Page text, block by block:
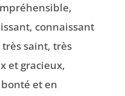
connaissant
très saint, très
et gracieux,
et en